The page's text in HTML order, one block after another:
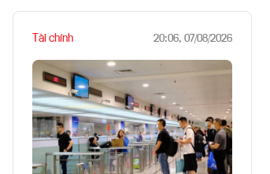
Tài chính 20:06, 07/08/2026